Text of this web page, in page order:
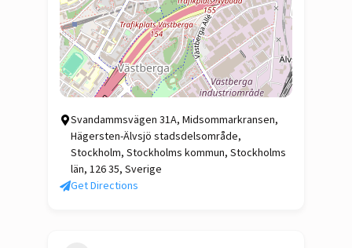
Svandammsvägen 31A, Midsommarkransen,
Hägersten-Älvsjö stadsdelsområde,
Stockholm, Stockholms kommun, Stockholms
län, 126 35, Sverige
Get Directions